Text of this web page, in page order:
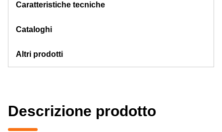
Descrizione prodotto
Caratteristiche tecniche
Cataloghi
Altri prodotti